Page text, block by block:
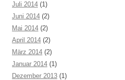
Juli 2014 (1)
Juni 2014 (2)
Mai 2014 (2)
April 2014 (2)
März 2014 (2)
Januar 2014 (1)
Dezember 2013 (1)